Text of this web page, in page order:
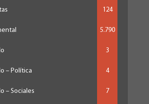
124
5.790
3
– Política 4
– Sociales 7